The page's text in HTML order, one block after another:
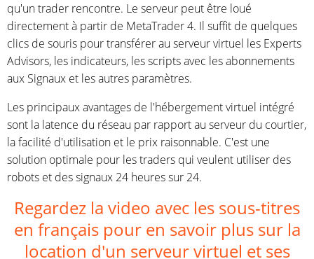
qu'un trader rencontre. Le serveur peut être loué
directement à partir de MetaTrader 4. Il suffit de quelques
clics de souris pour transférer au serveur virtuel les Experts
Advisors, les indicateurs, les scripts avec les abonnements
aux Signaux et les autres paramètres.
Les principaux avantages de l'hébergement virtuel intégré
sont la latence du réseau par rapport au serveur du courtier,
la facilité d'utilisation et le prix raisonnable. C'est une
solution optimale pour les traders qui veulent utiliser des
robots et des signaux 24 heures sur 24.
Regardez la video avec les sous-titres
en français pour en savoir plus sur la
location d'un serveur virtuel et ses